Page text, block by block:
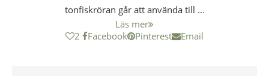
tonfiskröran går att använda till …
Läs mer
2
Facebook Pinterest Email